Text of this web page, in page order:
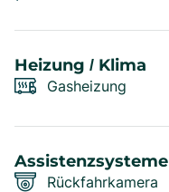
Heizung / Klima
Gasheizung
Assistenzsysteme
Rückfahrkamera